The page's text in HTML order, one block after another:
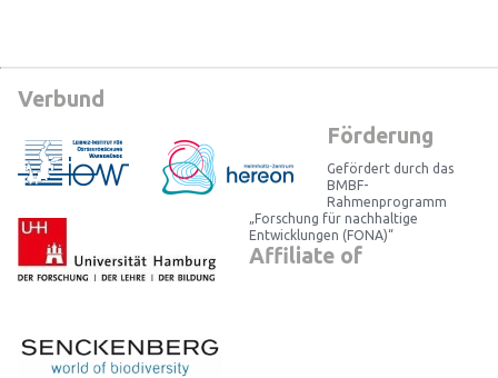
Verbund
Förderung
Gefördert durch das
BMBF-
Rahmenprogramm
„Forschung für nachhaltige
Entwicklungen (FONA)“
Affiliate of